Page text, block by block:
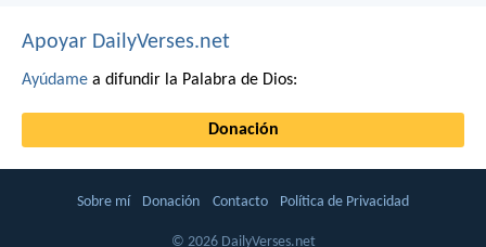
Apoyar DailyVerses.net
Ayúdame a difundir la Palabra de Dios:
Donación
Sobre mí Donación Contacto Política de Privacidad
© 2026 DailyVerses.net